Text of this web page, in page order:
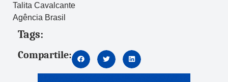
Talita Cavalcante
Agência Brasil
Tags:
Compartile: